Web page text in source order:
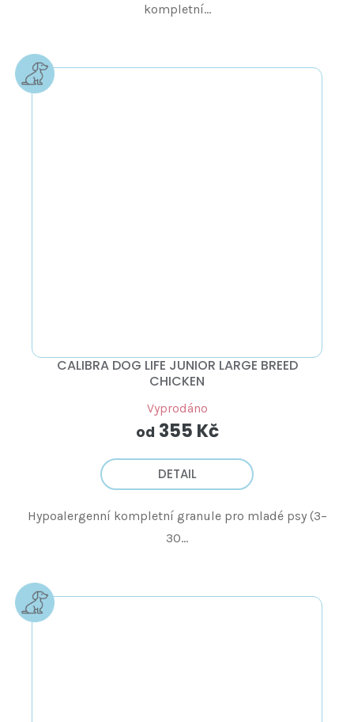
kompletní...
CALIBRA DOG LIFE JUNIOR LARGE BREED
CHICKEN
Vyprodáno
od 355 Kč
DETAIL
Hypoalergenní kompletní granule pro mladé psy (3–
30...